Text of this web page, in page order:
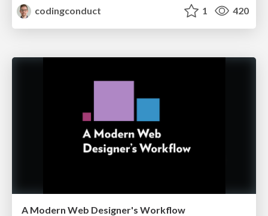
codingconduct
1 420
A Modern Web Designer's Workflow